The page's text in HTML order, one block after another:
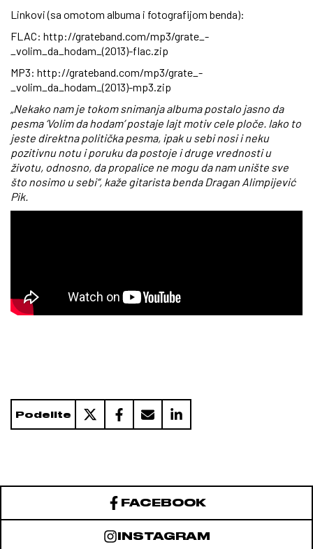
Linkovi (sa omotom albuma i fotografijom benda):
FLAC: http://grateband.com/mp3/grate_-
_volim_da_hodam_(2013)-flac.zip
MP3: http://grateband.com/mp3/grate_-
_volim_da_hodam_(2013)-mp3.zip
„Nekako nam je tokom snimanja albuma postalo jasno da
pesma ‘Volim da hodam’ postaje lajt motiv cele ploče. Iako to
jeste direktna politička pesma, ipak u sebi nosi i neku
pozitivnu notu i poruku da postoje i druge vrednosti u
životu, odnosno, da propalice ne mogu da nam unište sve
što nosimo u sebi“, kaže gitarista benda Dragan Alimpijević
Pik.
Podelite
FACEBOOK
INSTAGRAM